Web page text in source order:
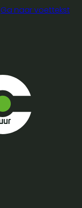
Ga naar voettekst